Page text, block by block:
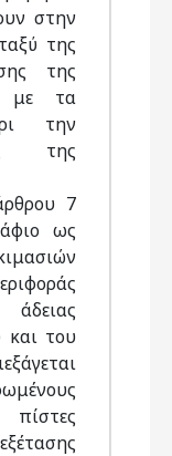
στην
της
της
με τα
την
της
7
ως
του